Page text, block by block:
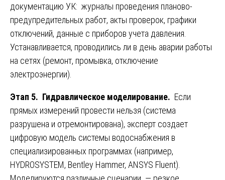
документацию УК: журналы проведения планово-
предупредительных работ, акты проверок, графики
отключений, данные с приборов учета давления.
Устанавливается, проводились ли в день аварии работы
на сетях (ремонт, промывка, отключение
электроэнергии).
Этап 5. Гидравлическое моделирование. Если
прямых измерений провести нельзя (система
разрушена и отремонтирована), эксперт создает
цифровую модель системы водоснабжения в
специализированных программах (например,
HYDROSYSTEM, Bentley Hammer, ANSYS Fluent).